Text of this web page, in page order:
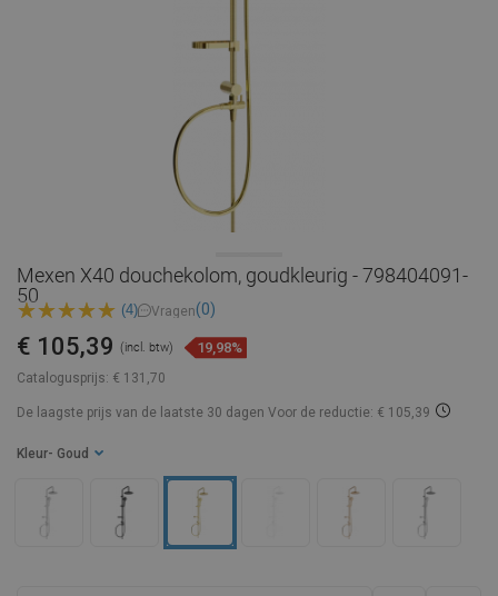
Mexen X40 douchekolom, goudkleurig - 798404091-
50
(4) Vragen(0)
Catalogusprijs: € 131,70
€ 105,39 (incl. btw) 19,98%
De laagste prijs van de laatste 30 dagen Voor de reductie: € 105,39
Kleur - Goud